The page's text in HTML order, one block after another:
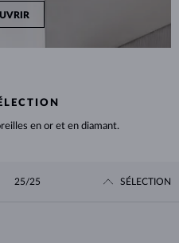
en or et en diamant.
25/25 SÉLECTION